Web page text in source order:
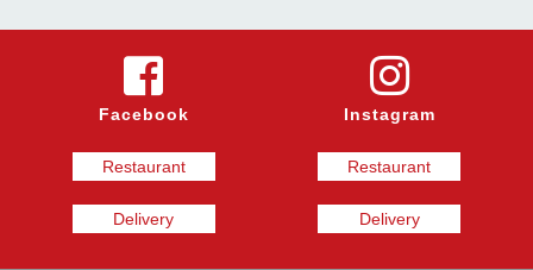
Facebook
Restaurant
Delivery
Instagram
Restaurant
Delivery